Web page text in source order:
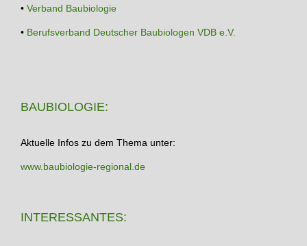
• Verband Baubiologie
• Berufsverband Deutscher Baubiologen VDB e.V.
BAUBIOLOGIE:
Aktuelle Infos zu dem Thema unter:
www.baubiologie-regional.de
INTERESSANTES: